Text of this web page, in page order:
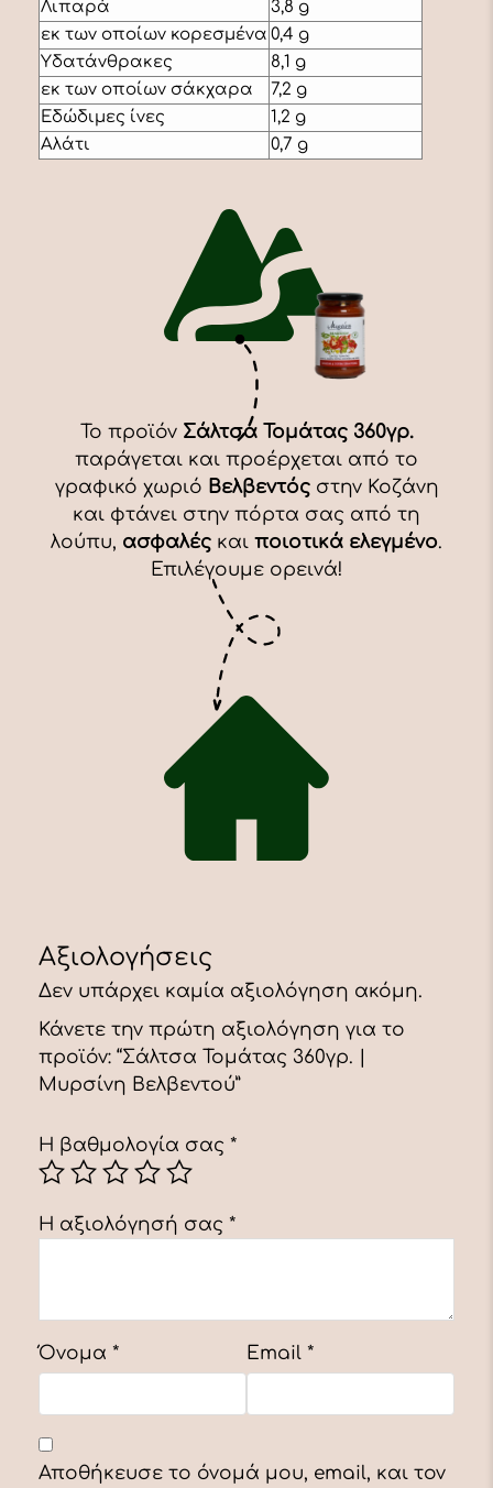
Λιπαρά
3,8 g
εκ των οποίων κορεσμένα 0,4 g
Υδατάνθρακες
8,1 g
εκ των οποίων σάκχαρα
7,2 g
Εδώδιμες ίνες
1,2 g
Αλάτι
0,7 g
Το προϊόν Σάλτσα Τομάτας 360γρ.
παράγεται και προέρχεται από το
γραφικό χωριό Βελβεντόςστην Κοζάνη
και φτάνει στην πόρτα σας από τη
λούπυ, ασφαλές και ποιοτικά ελεγμένο.
Επιλέγουμε ορεινά!
Αξιολογήσεις
Δεν υπάρχει καμία αξιολόγηση ακόμη.
Κάνετε την πρώτη αξιολόγηση για το
προϊόν: “Σάλτσα Τομάτας 360γρ. |
Μυρσίνη Βελβεντού”
Η βαθμολογία σας *
Η αξιολόγησή σας *
Όνομα * Email *
Αποθήκευσε το όνομά μου, email, και τον